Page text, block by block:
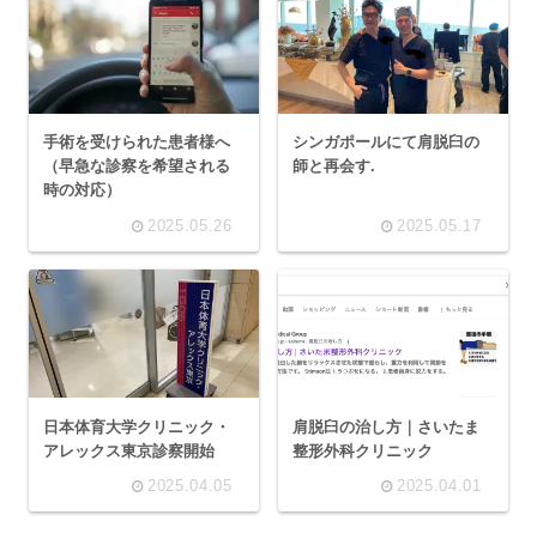
手術を受けられた患者様へ
（早急な診察を希望される
時の対応）
2025.05.26
シンガポールにて肩脱臼の
師と再会す.
2025.05.17
日本体育大学クリニック・
アレックス東京診察開始
2025.04.05
肩脱臼の治し方｜さいたま
整形外科クリニック
2025.04.01